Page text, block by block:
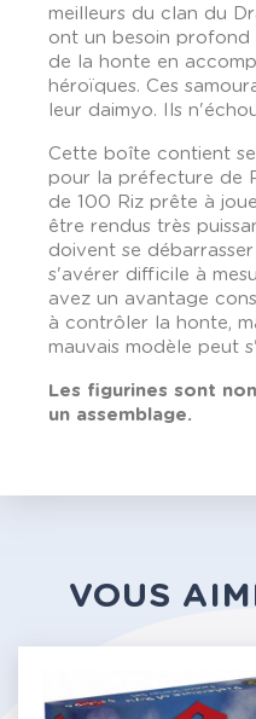
meilleurs du clan du
ont un besoin profond
de la honte en
héroïques. Ces
leur daimyo. Ils
Cette boîte contient
pour la préfecture de
de 100 Riz prête à
être rendus très
doivent se
s'avérer difficile à
avez un avantage
à contrôler la honte,
mauvais modèle peut
Les figurines sont
un assemblage.
VOUS